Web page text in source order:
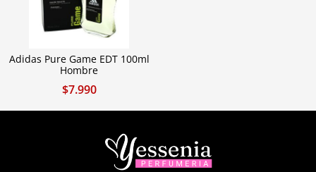
Adidas Pure Game EDT 100ml
Hombre
$7.990